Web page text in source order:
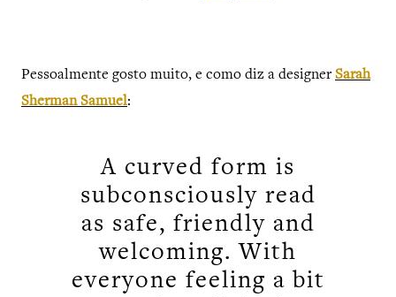
Pessoalmente gosto muito, e como diz a designer Sarah
Sherman Samuel:
A curved form is
subconsciously read
as safe, friendly and
welcoming. With
everyone feeling a bit